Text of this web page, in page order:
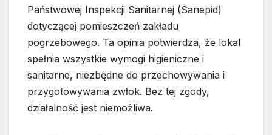
Państwowej Inspekcji Sanitarnej (Sanepid)
dotyczącej pomieszczeń zakładu
pogrzebowego. Ta opinia potwierdza, że lokal
spełnia wszystkie wymogi higieniczne i
sanitarne, niezbędne do przechowywania i
przygotowywania zwłok. Bez tej zgody,
działalność jest niemożliwa.